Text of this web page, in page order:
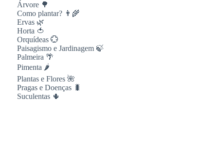
Árvore 🌳
Como plantar? 👨‍🌾
Ervas 🌿
Horta 🍅
Orquídeas 💮
Paisagismo e Jardinagem 🍃
Palmeira 🌴
Pimenta 🌶
Plantas e Flores 🌺
Pragas e Doenças 🐛
Suculentas 🌵